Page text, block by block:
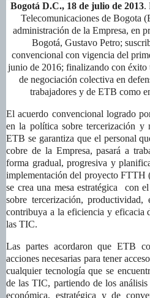
Bogotá D.C., 18 de julio de 2013.
Telecomunicaciones de Bogota
administración de la Empresa, en
Bogotá, Gustavo Petro;
convencional con vigencia del
junio de 2016; finalizando con éxito
de negociación colectiva en
trabajadores y de ETB como
El acuerdo convencional logrado
en la política sobre tercerización y
ETB se garantiza que el personal
cobre de la Empresa, pasará a
forma gradual, progresiva y
implementación del proyecto FTTH
se crea una mesa estratégica con
sobre tercerización,
contribuya a la eficiencia y eficacia
las TIC.
Las partes acordaron que ETB
acciones necesarias para tener
cualquier tecnología que se
de las TIC, partiendo de los
económica, estratégica y de